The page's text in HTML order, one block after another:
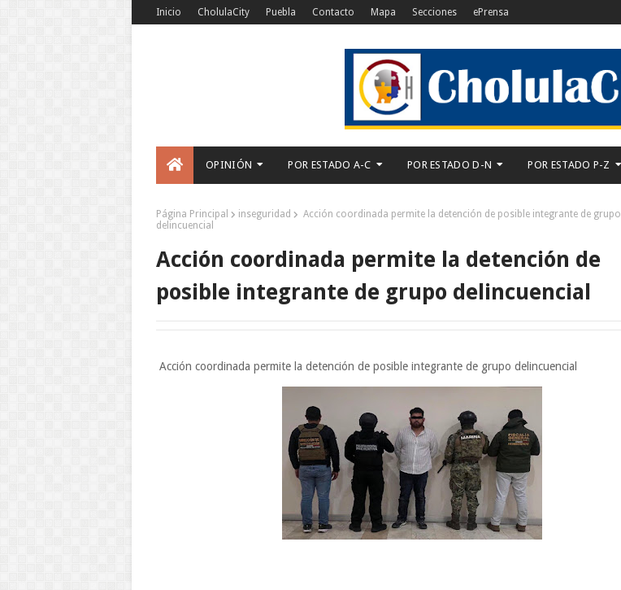
Inicio CholulaCity Puebla Contacto Mapa Secciones ePrensa
OPINIÓN POR ESTADO A-C POR ESTADO D-N POR ESTADO P-Z
Página Principal inseguridad
Acción coordinada permite la detención de posible integrante de grupo
delincuencial
Acción coordinada permite la detención de
posible integrante de grupo delincuencial
Acción coordinada permite la detención de posible integrante de grupo delincuencial